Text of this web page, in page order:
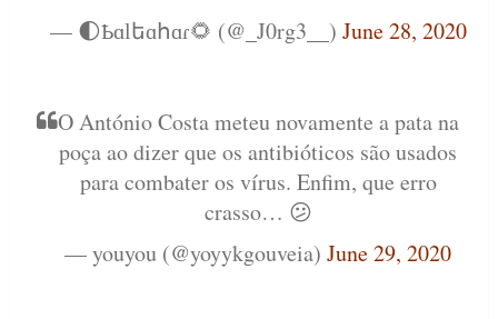
— 🌓Ҍɑӏեɑհɑɾ🌻 (@_J0rg3__) June 28, 2020
O António Costa meteu novamente a pata na
poça ao dizer que os antibióticos são usados
para combater os vírus. Enfim, que erro
crasso… 😕
— youyou (@yoyykgouveia)June 29, 2020